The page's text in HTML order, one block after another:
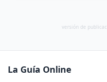
versión de
La Guía Online